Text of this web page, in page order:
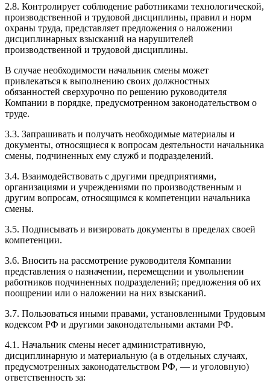
2.8. Контролирует соблюдение работниками технологической,
производственной и трудовой дисциплины, правил и норм
охраны труда, представляет предложения о наложении
дисциплинарных взысканий на нарушителей
производственной и трудовой дисциплины.
В случае необходимости начальник смены может
привлекаться к выполнению своих должностных
обязанностей сверхурочно по решению руководителя
Компании в порядке, предусмотренном законодательством о
труде.
3.3. Запрашивать и получать необходимые материалы и
документы, относящиеся к вопросам деятельности начальника
смены, подчиненных ему служб и подразделений.
3.4. Взаимодействовать с другими предприятиями,
организациями и учреждениями по производственным и
другим вопросам, относящимся к компетенции начальника
смены.
3.5. Подписывать и визировать документы в пределах своей
компетенции.
3.6. Вносить на рассмотрение руководителя Компании
представления о назначении, перемещении и увольнении
работников подчиненных подразделений; предложения об их
поощрении или о наложении на них взысканий.
3.7. Пользоваться иными правами, установленными Трудовым
кодексом РФ и другими законодательными актами РФ.
4.1. Начальник смены несет административную,
дисциплинарную и материальную (а в отдельных случаях,
предусмотренных законодательством РФ, — и уголовную)
ответственность за: